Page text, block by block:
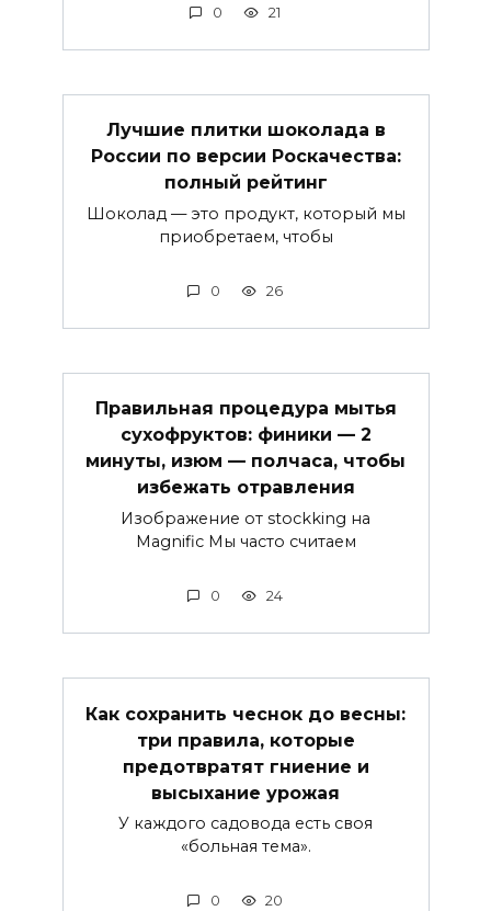
0 21
Лучшие плитки шоколада в
России по версии Роскачества:
полный рейтинг
Шоколад — это продукт, который мы
приобретаем, чтобы
0 26
Правильная процедура мытья
сухофруктов: финики — 2
минуты, изюм — полчаса, чтобы
избежать отравления
Изображение от stockking на
Magnific Мы часто считаем
0 24
Как сохранить чеснок до весны:
три правила, которые
предотвратят гниение и
высыхание урожая
У каждого садовода есть своя
«больная тема».
0 20